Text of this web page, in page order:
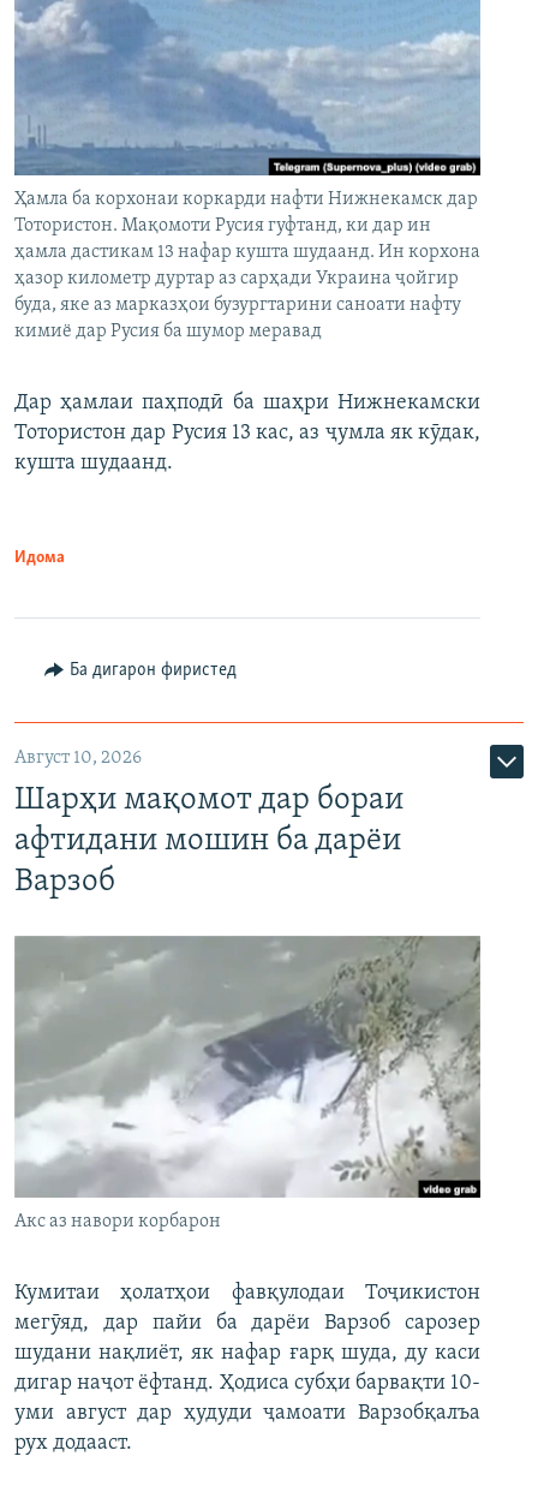
Ҳамла ба корхонаи коркарди нафти Нижнекамск дар
Тотористон. Мақомоти Русия гуфтанд, ки дар ин
ҳамла дастикам 13 нафар кушта шудаанд. Ин корхона
ҳазор километр дуртар аз сарҳади Украина ҷойгир
буда, яке аз марказҳои бузургтарини саноати нафту
кимиё дар Русия ба шумор меравад
Дар ҳамлаи паҳподӣ ба шаҳри Нижнекамски
Тотористон дар Русия 13 кас, аз ҷумла як кӯдак,
кушта шудаанд.
Идома
Ба дигарон фиристед
Август 10, 2026
Шарҳи мақомот дар бораи
афтидани мошин ба дарёи
Варзоб
Акс аз навори корбарон
Кумитаи ҳолатҳои фавқулодаи Тоҷикистон
мегӯяд, дар пайи ба дарёи Варзоб сарозер
шудани нақлиёт, як нафар ғарқ шуда, ду каси
дигар наҷот ёфтанд. Ҳодиса субҳи барвақти 10-
уми август дар ҳудуди ҷамоати Варзобқалъа
рух додааст.